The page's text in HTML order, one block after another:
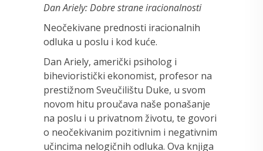
Dan Ariely: Dobre strane iracionalnosti
Neočekivane prednosti iracionalnih
odluka u poslu i kod kuće.
Dan Ariely, američki psiholog i
bihevioristički ekonomist, profesor na
prestižnom Sveučilištu Duke, u svom
novom hitu proučava naše ponašanje
na poslu i u privatnom životu, te govori
o neočekivanim pozitivnim i negativnim
učincima nelogičnih odluka. Ova knjiga